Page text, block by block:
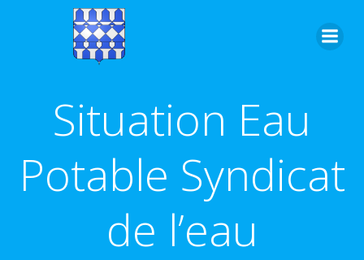
Situation Eau
Potable Syndicat
de l’eau